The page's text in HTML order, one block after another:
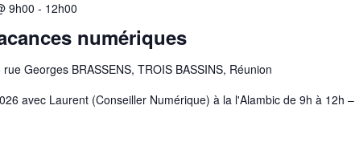
numériques
9h00 - 12h00
rue Georges BRASSENS, TROIS BASSINS, Réunion
avec Laurent (Conseiller Numérique) à la l'Alambic de 9h à 12h –